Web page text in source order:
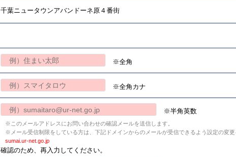
千葉ニュータウンアバンドーネ原４番街
※全角
※全角カナ
※半角英数
※このメールアドレスにお問い合わせの確認メールを送信します。
※メール受信制限をしている方は、下記ドメインからのメールが受信できるよう設定の変更
sumai.ur-net.go.jp
確認のため、再入力してください。